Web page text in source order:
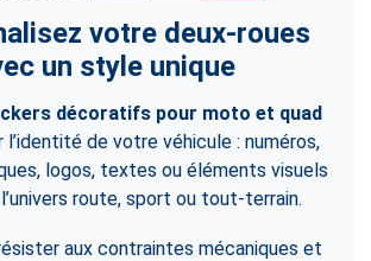
votre deux-roues
un style unique
décoratifs pour moto et quad
l’identité de votre véhicule : numéros,
logos, textes ou éléments visuels
route, sport ou tout-terrain.
aux contraintes mécaniques et